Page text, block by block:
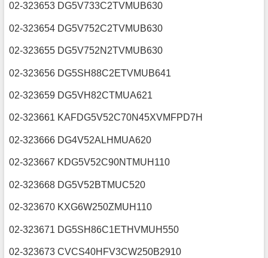
02-323653 DG5V733C2TVMUB630
02-323654 DG5V752C2TVMUB630
02-323655 DG5V752N2TVMUB630
02-323656 DG5SH88C2ETVMUB641
02-323659 DG5VH82CTMUA621
02-323661 KAFDG5V52C70N45XVMFPD7H
02-323666 DG4V52ALHMUA620
02-323667 KDG5V52C90NTMUH110
02-323668 DG5V52BTMUC520
02-323670 KXG6W250ZMUH110
02-323671 DG5SH86C1ETHVMUH550
02-323673 CVCS40HFV3CW250B2910